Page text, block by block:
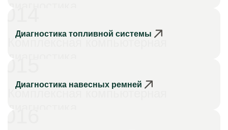
Комплексная компьютерная
Диагностика топливной системы
Комплексная компьютерная
Диагностика навесных ремней